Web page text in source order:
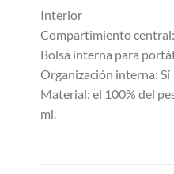
Interior
Compartimiento
Bolsa interna para
Organización interna: Sí
Material: el 100% del
ml.